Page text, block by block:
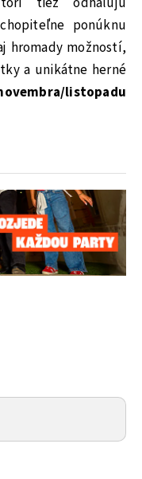
ponúknu
hromady možností,
a unikátne herné
listopadu